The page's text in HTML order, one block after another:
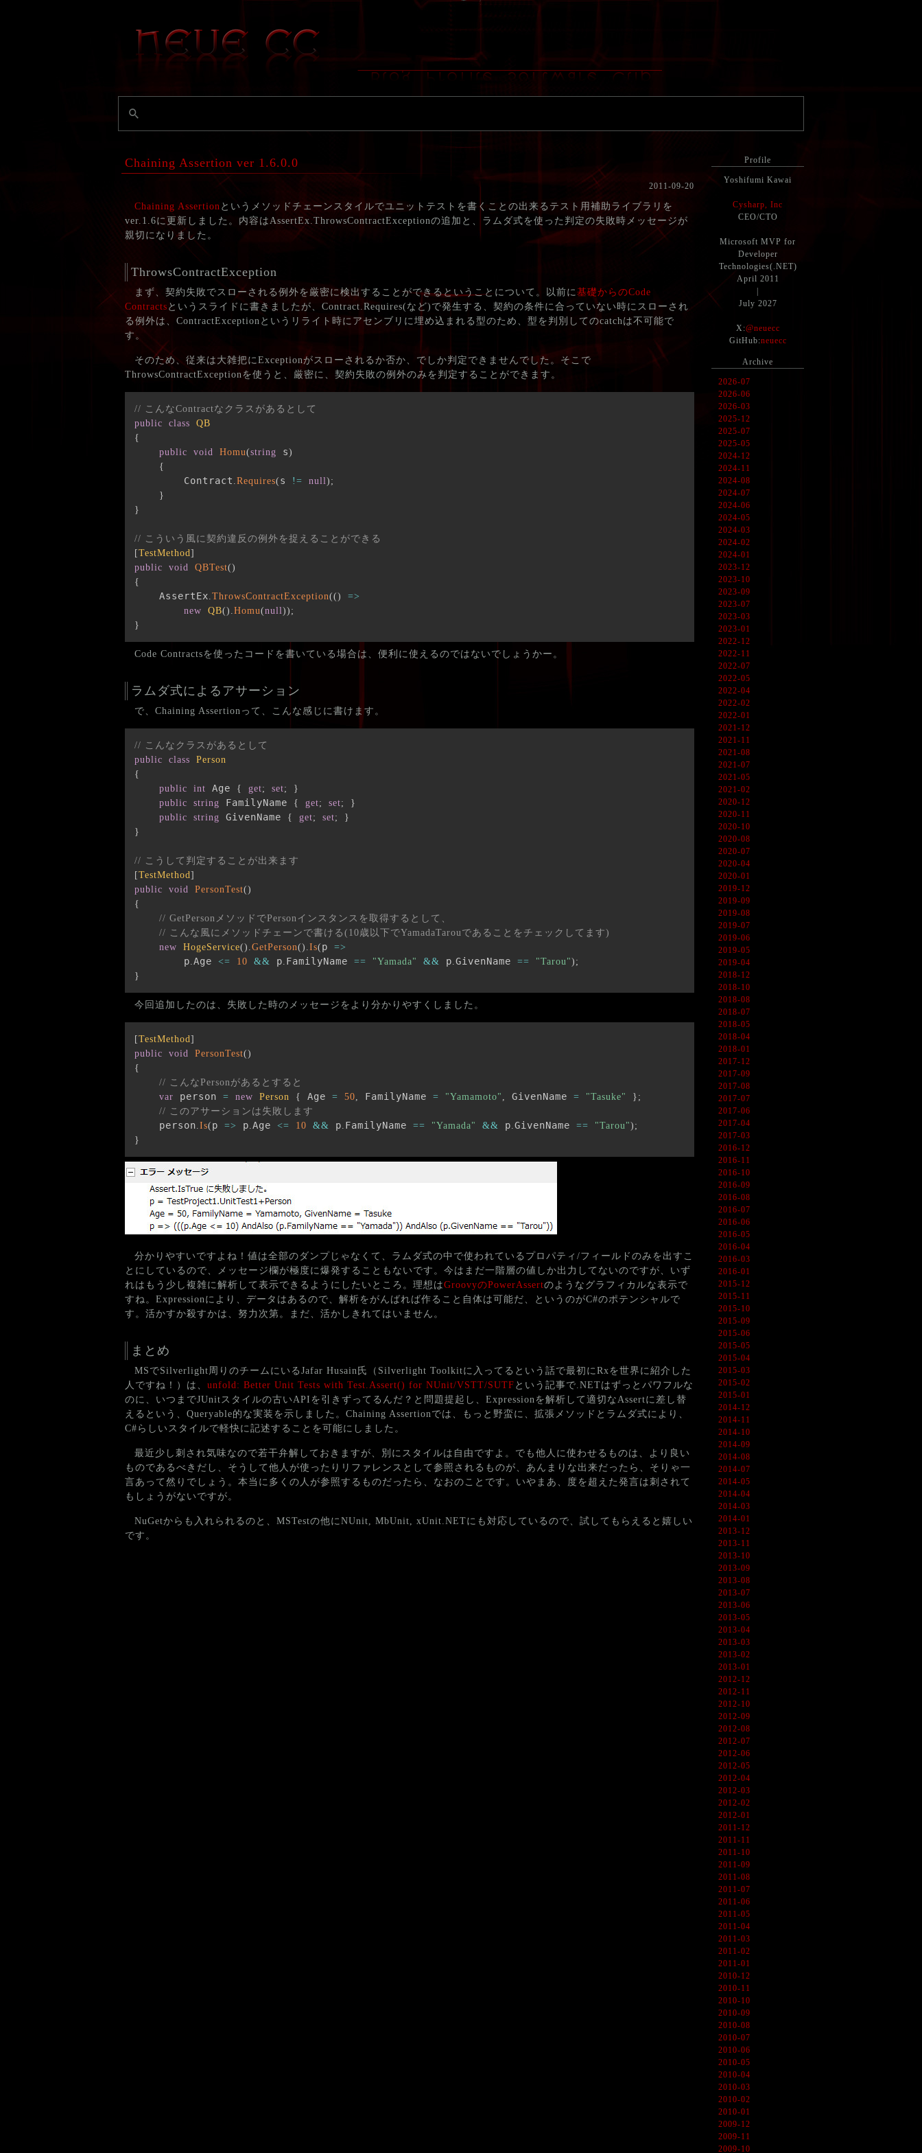
Chaining Assertion ver 1.6.0.0
2011-09-20
Chaining Assertion というメソッドチェーンスタイルでユニットテストを書くことの出来るテスト用補助ライブラリを
ver.1.6に更新しました。内容はAssertEx.ThrowsContractExceptionの追加と、ラムダ式を使った判定の失敗時メッセージが
親切になりました。
ThrowsContractException
まず、契約失敗でスローされる例外を厳密に検出することができるということについて。以前に基礎からのCode
Contracts というスライドに書きましたが、Contract.Requires(など)で発生する、契約の条件に合っていない時にスローされ
る例外は、ContractExceptionというリライト時にアセンブリに埋め込まれる型のため、型を判別してのcatchは不可能で
す。
そのため、従来は大雑把にExceptionがスローされるか否か、でしか判定できませんでした。そこで
ThrowsContractExceptionを使うと、厳密に、契約失敗の例外のみを判定することができます。
// こんなContractなクラスがあるとして
public
class
QB
{
public
void Homu(string s)
{
        Contract
.Requires( s != null) ;
}
}
// こういう風に契約違反の例外を捉えることができる
[TestMethod]
public
void QBTest()
{
    AssertEx
.ThrowsContractException(()
=>
new
QB() .Homu(null)) ;
}
Code Contractsを使ったコードを書いている場合は、便利に使えるのではないでしょうかー。
ラムダ式によるアサーション
で、Chaining Assertionって、こんな感じに書けます。
// こんなクラスがあるとして
public
class
Person
{
public
int Age { get; set;
}
public
string FamilyName { get; set;
}
public
string GivenName { get; set;
}
}
// こうして判定することが出来ます
[TestMethod]
public
void PersonTest()
{
// GetPersonメソッドでPersonインスタンスを取得するとして、
// こんな風にメソッドチェーンで書ける(10歳以下でYamadaTarouであることをチェックしてます)
new
HogeService() .GetPerson() .Is( p =>
        p
.Age <= 10 && p. FamilyName == "Yamada" && p.GivenName == "Tarou") ;
}
今回追加したのは、失敗した時のメッセージをより分かりやすくしました。
[TestMethod]
public
void PersonTest()
{
// こんなPersonがあるとすると
var person = new Person { Age = 50, FamilyName = "Yamamoto" , GivenName = "Tasuke" } ;
// このアサーションは失敗します
    person
.Is( p => p.Age <= 10 && p. FamilyName == "Yamada" && p.GivenName == "Tarou") ;
}
分かりやすいですよね！値は全部のダンプじゃなくて、ラムダ式の中で使われているプロパティ/フィールドのみを出すこ
とにしているので、メッセージ欄が極度に爆発することもないです。今はまだ一階層の値しか出力してないのですが、いず
れはもう少し複雑に解析して表示できるようにしたいところ。理想はGroovyのPowerAssertのようなグラフィカルな表示で
すね。Expressionにより、データはあるので、解析をがんばれば作ること自体は可能だ、というのがC#のポテンシャルで
す。活かすか殺すかは、努力次第。まだ、活かしきれてはいません。
まとめ
MSでSilverlight周りのチームにいるJafar Husain氏（Silverlight Toolkitに入ってるという話で最初にRxを世界に紹介した
人ですね！）は、 unfold: Better Unit Tests with Test.Assert() for NUnit/VSTT/SUTF という記事で.NETはずっとパワフルな
のに、いつまでJUnitスタイルの古いAPIを引きずってるんだ？と問題提起し、Expressionを解析して適切なAssertに差し替
えるという、Queryable的な実装を示しました。Chaining Assertionでは、もっと野蛮に、拡張メソッドとラムダ式により、
C#らしいスタイルで軽快に記述することを可能にしました。
最近少し刺され気味なので若干弁解しておきますが、別にスタイルは自由ですよ。でも他人に使わせるものは、より良い
ものであるべきだし、そうして他人が使ったりリファレンスとして参照されるものが、あんまりな出来だったら、そりゃ一
言あって然りでしょう。本当に多くの人が参照するものだったら、なおのことです。いやまあ、度を超えた発言は刺されて
もしょうがないですが。
NuGetからも入れられるのと、MSTestの他にNUnit, MbUnit, xUnit.NETにも対応しているので、試してもらえると嬉しい
です。
Profile
Yoshifumi Kawai
Cysharp, Inc
CEO/CTO
Microsoft MVP for
Developer
Technologies(.NET)
April 2011
July 2027
X:@neuecc
GitHub:neuecc
Archive
2026-07
2026-06
2026-03
2025-12
2025-07
2025-05
2024-12
2024-11
2024-08
2024-07
2024-06
2024-05
2024-03
2024-02
2024-01
2023-12
2023-10
2023-09
2023-07
2023-03
2023-01
2022-12
2022-11
2022-07
2022-05
2022-04
2022-02
2022-01
2021-12
2021-11
2021-08
2021-07
2021-05
2021-02
2020-12
2020-11
2020-10
2020-08
2020-07
2020-04
2020-01
2019-12
2019-09
2019-08
2019-07
2019-06
2019-05
2019-04
2018-12
2018-10
2018-08
2018-07
2018-05
2018-04
2018-01
2017-12
2017-09
2017-08
2017-07
2017-06
2017-04
2017-03
2016-12
2016-11
2016-10
2016-09
2016-08
2016-07
2016-06
2016-05
2016-04
2016-03
2016-01
2015-12
2015-11
2015-10
2015-09
2015-06
2015-05
2015-04
2015-03
2015-02
2015-01
2014-12
2014-11
2014-10
2014-09
2014-08
2014-07
2014-05
2014-04
2014-03
2014-01
2013-12
2013-11
2013-10
2013-09
2013-08
2013-07
2013-06
2013-05
2013-04
2013-03
2013-02
2013-01
2012-12
2012-11
2012-10
2012-09
2012-08
2012-07
2012-06
2012-05
2012-04
2012-03
2012-02
2012-01
2011-12
2011-11
2011-10
2011-09
2011-08
2011-07
2011-06
2011-05
2011-04
2011-03
2011-02
2011-01
2010-12
2010-11
2010-10
2010-09
2010-08
2010-07
2010-06
2010-05
2010-04
2010-03
2010-02
2010-01
2009-12
2009-11
2009-10